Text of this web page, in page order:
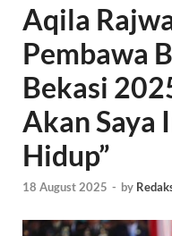
Aqila
Pembawa
Bekasi
Akan Saya
Hidup”
18 August 2025 - by